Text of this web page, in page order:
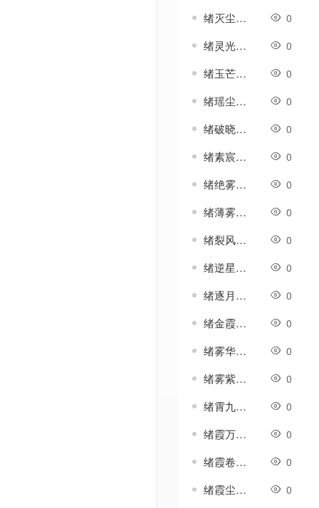
绪灭尘-法宝-四格-斗笠-生肖等特殊素材 0
绪灵光-法宝-四格-斗笠-生肖等特殊素材 0
绪玉芒-法宝-四格-斗笠-生肖等特殊素材 0
绪瑶尘-法宝-四格-斗笠-生肖等特殊素材 0
绪破晓-法宝-四格-斗笠-生肖等特殊素材 0
绪素宸-法宝-四格-斗笠-生肖等特殊素材 0
绪绝雾-法宝-四格-斗笠-生肖等特殊素材 0
绪薄雾-法宝-四格-斗笠-生肖等特殊素材 0
绪裂风-法宝-四格-斗笠-生肖等特殊素材 0
绪逆星-法宝-四格-斗笠-生肖等特殊素材 0
绪逐月-法宝-四格-斗笠-生肖等特殊素材 0
绪金霞-法宝-四格-斗笠-生肖等特殊素材 0
绪雾华-法宝-四格-斗笠-生肖等特殊素材 0
绪雾紫-法宝-四格-斗笠-生肖等特殊素材 0
绪霄九-法宝-四格-斗笠-生肖等特殊素材 0
绪霞万-法宝-四格-斗笠-生肖等特殊素材 0
绪霞卷-法宝-四格-斗笠-生肖等特殊素材 0
绪霞尘-法宝-四格-斗笠-生肖等特殊素材 0